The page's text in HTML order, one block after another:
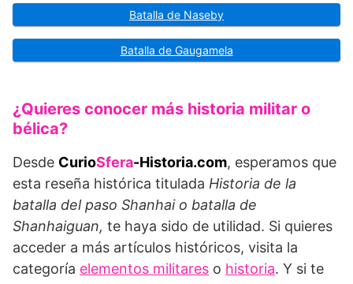
Batalla de Naseby
Batalla de Gaugamela
¿Quieres conocer más historia militar o
bélica?
Desde CurioSfera-Historia.com, esperamos que
esta reseña histórica titulada Historia de la
batalla del paso Shanhai o batalla de
Shanhaiguan, te haya sido de utilidad. Si quieres
acceder a más artículos históricos, visita la
categoría elementos militares o historia. Y si te